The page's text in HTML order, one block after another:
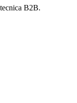
B2B.